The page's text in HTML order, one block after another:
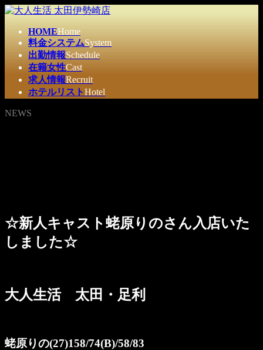
コ
ッ
ナ
移
HOMEHome
料金システムSystem
出勤情報Schedule
在籍女性Cast
求人情報Recruit
ホテルリストHotel
NEWS
☆新人キャスト蛯原りのさん入店いた
しました☆
大人生活 太田・足利
蛯原りの(27)158/74(B)/58/83